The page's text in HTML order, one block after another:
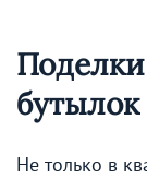
Не только в